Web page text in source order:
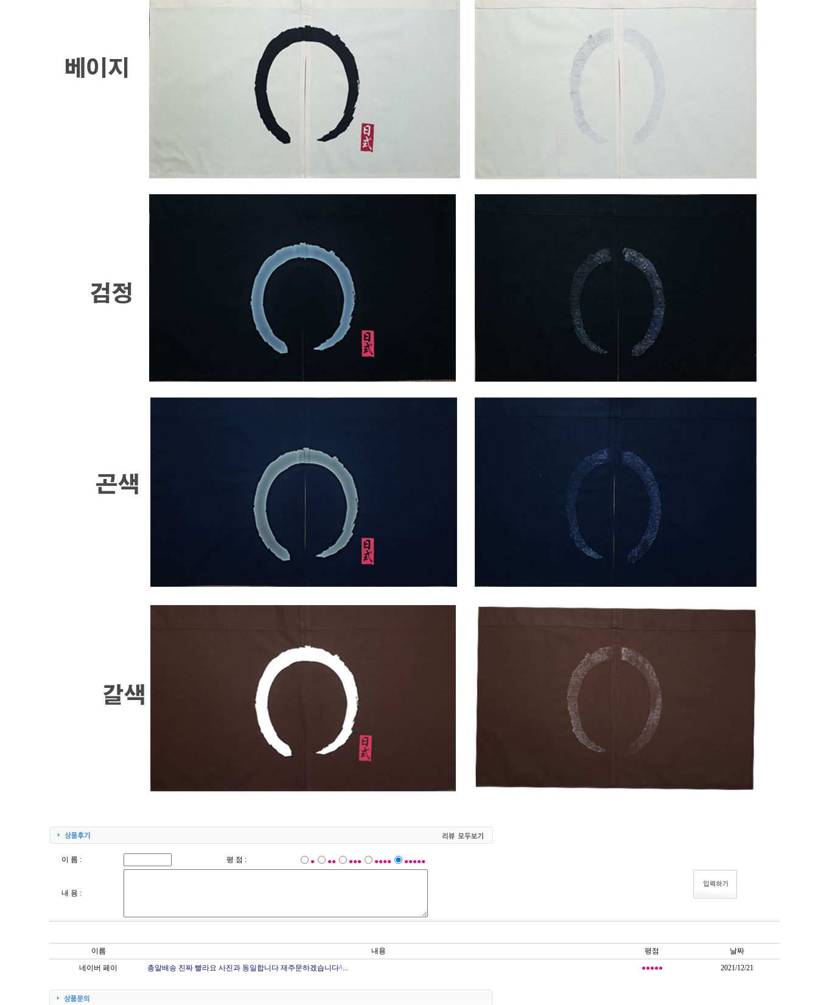
이 름 : 평 점 : ● ●● ●●● ●●●● ●●●●●
내 용 :
이름 내용 평점
날짜
네이버 페이
총알배송 진짜 빨라요 사진과 동일합니다 재주문하겠습니다^... ●●●●● 2021/12/21